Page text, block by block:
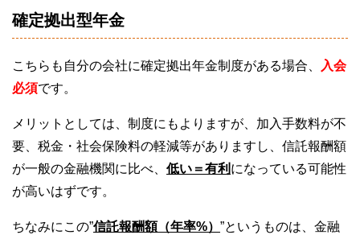
確定拠出型年金
こちらも自分の会社に確定拠出年金制度がある場合、 入会
必須です。
メリットとしては、制度にもよりますが、加入手数料が不
要、税金・社会保険料の軽減等がありますし、信託報酬額
が一般の金融機関に比べ、 低い＝有利 になっている可能性
が高いはずです。
ちなみにこの”信託報酬額（年率%） ”というものは、金融